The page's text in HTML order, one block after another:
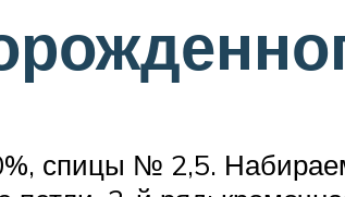
спицы № 2,5.